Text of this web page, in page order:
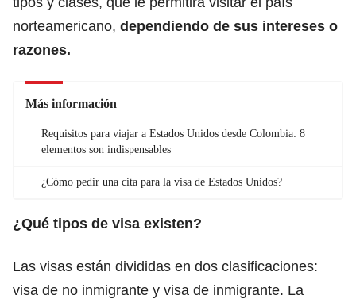
norteamericano, dependiendo de sus intereses o
razones.
Más información
Requisitos para viajar a Estados Unidos desde Colombia: 8
elementos son indispensables
¿Cómo pedir una cita para la visa de Estados Unidos?
¿Qué tipos de visa existen?
Las visas están divididas en dos clasificaciones:
visa de no inmigrante y visa de inmigrante. La